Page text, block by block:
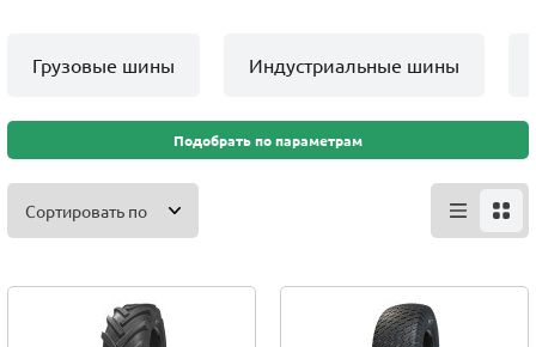
Грузовые шины Индустриальные шины
Подобрать по параметрам
Сортировать по